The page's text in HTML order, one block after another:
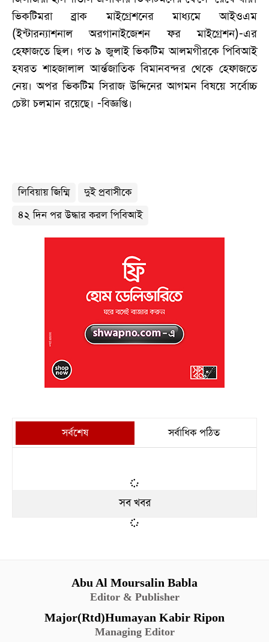
ভিকটিমরা ব্রাক মাইগ্রেশনের মাধ্যমে আইওএম
(ইন্টারন্যাশনাল অরগানাইজেশন ফর মাইগ্রেশন)-এর
হেফাজতে ছিল। গত ৯ জুলাই ভিকটিম আলমগীরকে পিবিআই
হযরত শাহজালাল আর্ন্তজাতিক বিমানবন্দর থেকে হেফাজতে
নেয়। অপর ভিকটিম সিরাজ উদ্দিনের আগমন বিষয়ে সর্বোচ্চ
চেষ্টা চলমান রয়েছে। -বিজ্ঞপ্তি।
লিবিয়ায় জিম্মি
দুই প্রবাসীকে
৪২ দিন পর উদ্ধার করল পিবিআই
সর্বশেষ সর্বাধিক পঠিত
সব খবর
Abu Al Moursalin Babla
Editor & Publisher
Major(Rtd)Humayan Kabir Ripon
Managing Editor